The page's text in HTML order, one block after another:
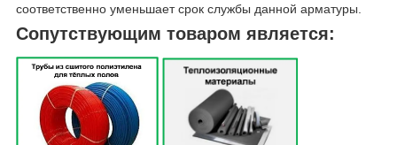
соответственно уменьшает срок службы данной арматуры.
Сопутствующим товаром является: